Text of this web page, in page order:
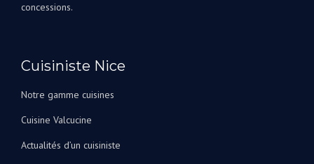
concessions.
Cuisiniste Nice
Notre gamme cuisines
Cuisine Valcucine
Actualités d’un cuisiniste